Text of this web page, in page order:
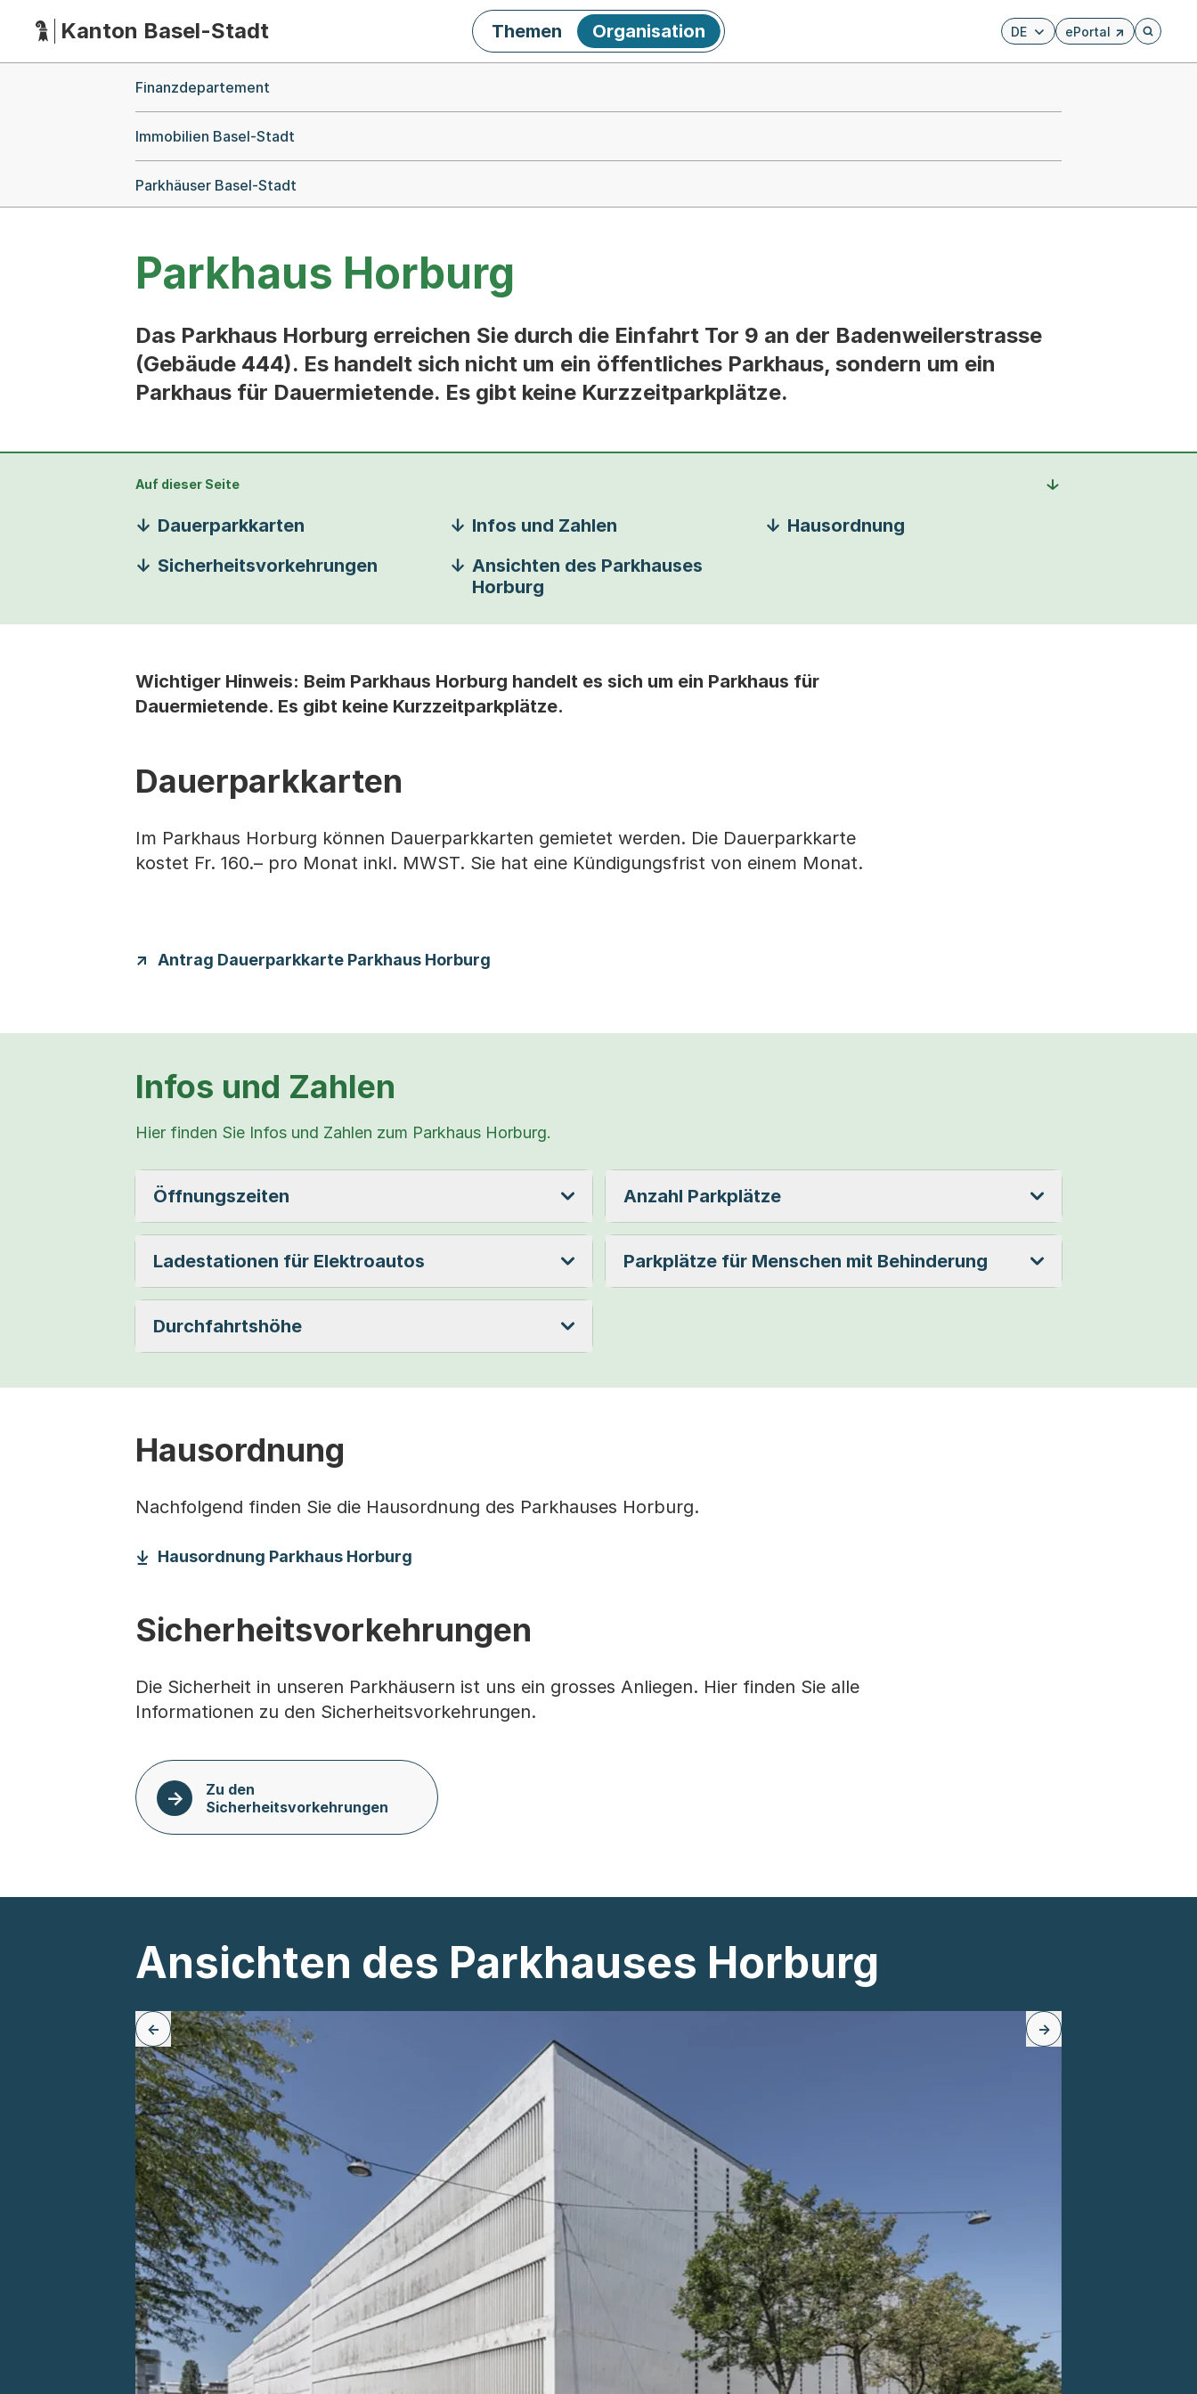
HauptnavigationKanton Basel-Stadt DE ePortal
Externer Link, wird in
Öffnet
Themen Organisation
Finanzdepartement
Immobilien Basel-Stadt
Parkhäuser Basel-Stadt
Parkhaus Horburg
Das Parkhaus Horburg erreichen Sie durch die Einfahrt Tor 9 an der Badenweilerstrasse
(Gebäude 444). Es handelt sich nicht um ein öffentliches Parkhaus, sondern um ein
Parkhaus für Dauermietende. Es gibt keine Kurzzeitparkplätze.
Auf dieser Seite
Dauerparkkarten Infos und Zahlen
Hausordnung
Sicherheitsvorkehrungen
Ansichten des Parkhauses
Horburg
Wichtiger Hinweis: Beim Parkhaus Horburg handelt es sich um ein Parkhaus für
Dauermietende. Es gibt keine Kurzzeitparkplätze.
Dauerparkkarten
Im Parkhaus Horburg können Dauerparkkarten gemietet werden. Die Dauerparkkarte
kostet Fr. 160.– pro Monat inkl. MWST. Sie hat eine Kündigungsfrist von einem Monat.
Antrag Dauerparkkarte Parkhaus Horburg
Infos und Zahlen
Hier finden Sie Infos und Zahlen zum Parkhaus Horburg.
Öffnungszeiten Anzahl Parkplätze
Ladestationen für Elektroautos Parkplätze für Menschen mit Behinderung
Durchfahrtshöhe
Hausordnung
Nachfolgend finden Sie die Hausordnung des Parkhauses Horburg.
Hausordnung Parkhaus Horburg
Sicherheitsvorkehrungen
Die Sicherheit in unseren Parkhäusern ist uns ein grosses Anliegen. Hier finden Sie alle
Informationen zu den Sicherheitsvorkehrungen.
Zu den
Sicherheitsvorkehrungen
Ansichten des Parkhauses Horburg